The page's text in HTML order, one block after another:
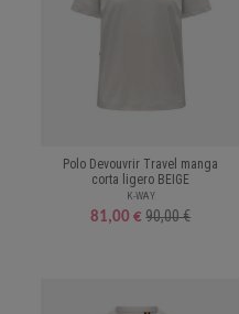
Polo Devouvrir Travel manga
corta ligero BEIGE
K-WAY
81,00 € 90,00 €